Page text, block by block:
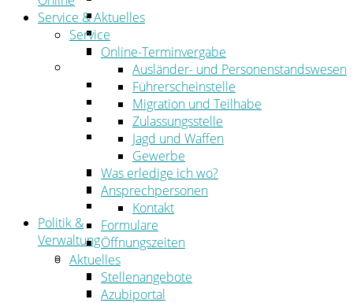
Ansprechpersonen
Formulare
Öffnungszeiten
Aktuelles
Stellenangebote
Azubiportal
Pressemitteilungen
Bekanntmachungen & öffentliche
Zustellungen
Kehrbezirksausschreibungen
Amtsblatt
Öffentliche Ausschreibungen
Politik &
Verwaltung
Politik
Kreistag
Kreistagsinformationssystem
Service & Aktuelles
Service
Online-Terminvergabe
Ausländer- und Personenstandswesen
Führerscheinstelle
Migration und Teilhabe
Zulassungsstelle
Jagd und Waffen
Gewerbe
Was erledige ich wo?
Ansprechpersonen
Kontakt
Formulare
Öffnungszeiten
Aktuelles
Stellenangebote
Azubiportal